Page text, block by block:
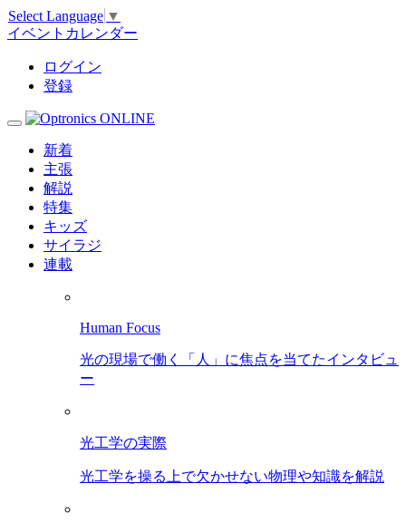
Select Language ▼
イベントカレンダー
ログイン
登録
新着
主張
解説
特集
キッズ
サイラジ
連載
Human Focus
光の現場で働く「人」に焦点を当てたインタビュ
ー
光工学の実際
光工学を操る上で欠かせない物理や知識を解説